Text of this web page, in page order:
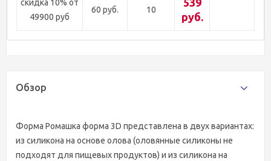
скидка 10% от
49900 руб
60 руб. 10
539
руб.
Обзор
Форма Ромашка форма 3D представлена в двух вариантах:
из силикона на основе олова (оловянные силиконы не
подходят для пищевых продуктов) и из силикона на